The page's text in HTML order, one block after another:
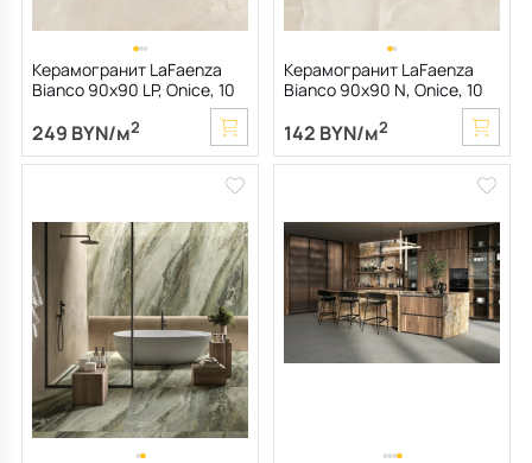
Керамогранит LaFaenza
Bianco 90х90 LP, Onice, 10
249 BYN/м2
Керамогранит LaFaenza
Bianco 90х90 N, Onice, 10
142 BYN/м2